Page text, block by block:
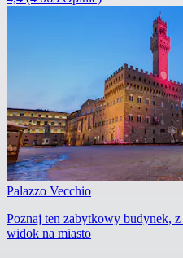
Palazzo Vecchio
Poznaj ten zabytkowy budynek,
widok na miasto